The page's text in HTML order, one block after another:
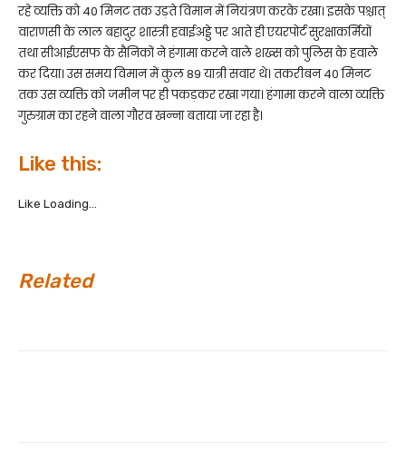
रहे व्यक्ति को 40 मिनट तक उड़ते विमान में नियंत्रण करके रखा। इसके पश्चात्
वाराणसी के लाल बहादुर शास्त्री हवाईअड्डे पर आते ही एयरपोर्ट सुरक्षाकर्मियों
तथा सीआईएसफ के सैनिकों ने हंगामा करने वाले शख्स को पुलिस के हवाले
कर दिया। उस समय विमान में कुल 89 यात्री सवार थे। तकरीबन 40 मिनट
तक उस व्यक्ति को जमीन पर ही पकड़कर रखा गया। हंगामा करने वाला व्यक्ति
गुरुग्राम का रहने वाला गौरव खन्ना बताया जा रहा है।
Like this:
Like Loading...
Related